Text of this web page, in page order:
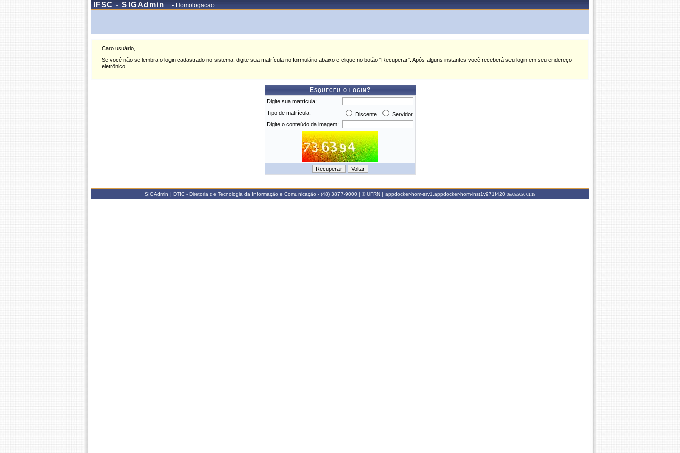
IFSC - SIGAdmin - Homologacao
Caro usuário,
Se você não se lembra o login cadastrado no sistema, digite sua matrícula no formulário abaixo e clique no botão "Recuperar". Após alguns instantes você receberá seu login em seu endereço
eletrônico.
Esqueceu o login?
Digite sua matrícula:
Tipo de matrícula:
Discente
Servidor
Digite o conteúdo da imagem:
SIGAdmin | DTIC - Diretoria de Tecnologia da Informação e Comunicação - (48) 3877-9000 | © UFRN | appdocker-hom-srv1.appdocker-hom-inst1v971f420 08/08/2026 01:18